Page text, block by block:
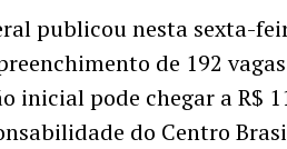
publicou nesta sexta-
de 192
inicial pode chegar a R$
do Centro